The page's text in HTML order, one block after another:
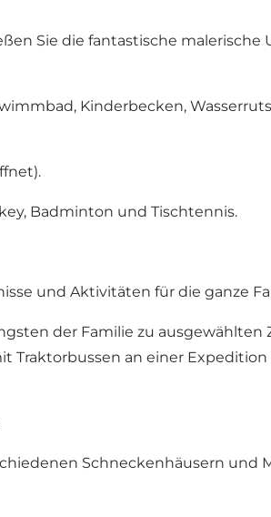
Sie die fantastische
Kinderbecken,
Badminton und Tischtennis.
und Aktivitäten für die ganze
der Familie zu
Traktorbussen an einer
Schneckenhäusern und